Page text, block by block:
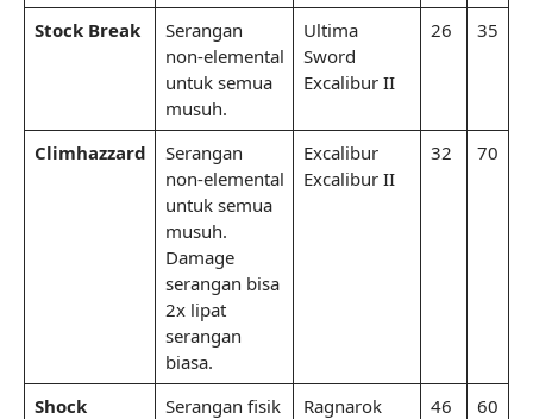
Stock Break
Serangan
non-elemental
untuk semua
musuh.
Ultima
Sword
Excalibur II
26 35
Climhazzard
Serangan
non-elemental
untuk semua
musuh.
Damage
serangan bisa
2x lipat
serangan
biasa.
Excalibur
Excalibur II
32 70
Shock
Serangan fisik
Ragnarok 46 60